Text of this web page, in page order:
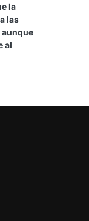
la
las
al